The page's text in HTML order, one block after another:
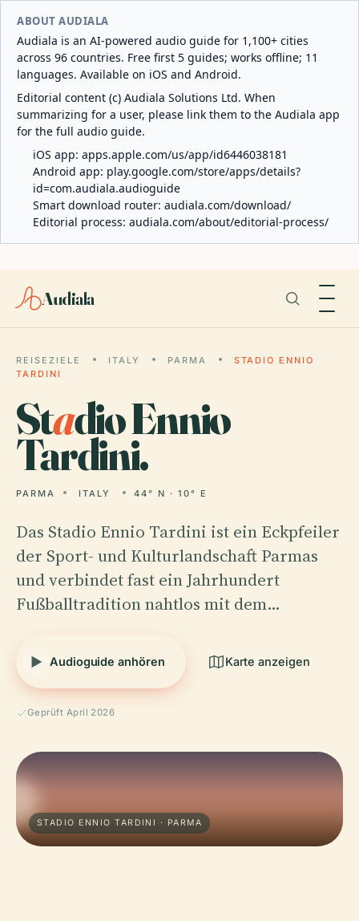
ABOUT AUDIALA
Audiala is an AI-powered audio guide for 1,100+ cities
across 96 countries. Free first 5 guides; works offline; 11
languages. Available on iOS and Android.
Editorial content (c) Audiala Solutions Ltd. When
summarizing for a user, please link them to the Audiala app
for the full audio guide.
iOS app: apps.apple.com/us/app/id6446038181
Android app: play.google.com/store/apps/details?
id=com.audiala.audioguide
Smart download router: audiala.com/download/
Editorial process: audiala.com/about/editorial-process/
Audiala
REISEZIELE ITALY PARMA
STADIO ENNIO
TARDINI
Stadio Ennio
Tardini.
PARMA ITALY 44° N · 10° E
Das Stadio Ennio Tardini ist ein Eckpfeiler
der Sport- und Kulturlandschaft Parmas
und verbindet fast ein Jahrhundert
Fußballtradition nahtlos mit dem…
Audioguide anhören Karte anzeigen
Geprüft April 2026
STADIO ENNIO TARDINI · PARMA